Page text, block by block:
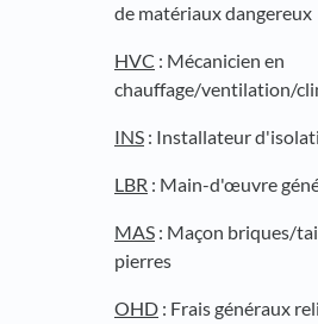
de matériaux dangereux
HVC : Mécanicien en
chauffage/ventilation/
INS : Installateur
LBR : Main-d'œuvre
MAS : Maçon briques/
pierres
OHD : Frais généraux